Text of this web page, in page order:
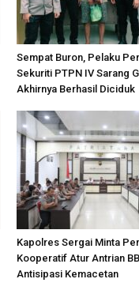
Sempat Buron, Pelaku
Sekuriti PTPN IV Sarang
Akhirnya Berhasil Diciduk
Kapolres Sergai Minta
Kooperatif Atur Antrian
Antisipasi Kemacetan